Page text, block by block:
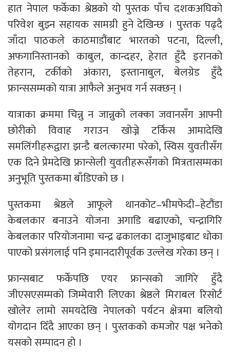
हात नेपाल फर्केका श्रेष्ठको यो पुस्तक पाँच दशकअघिको
परिवेश बुझ्न सहायक सामग्री हुने देखिन्छ । पुस्तक पढ्दै
जाँदा पाठकले काठमाडौंबाट भारतको पटना, दिल्ली,
अफगानिस्तानको काबुल, कान्दहर, हेरात हुँदै इरानको
तेहरान, टर्कीको अंकारा, इस्तानाबुल, बेलग्रेड हुँदै
फ्रान्ससम्मको यात्रा आफैले अनुभव गर्न सक्छन् ।
यात्राका क्रममा चिन्नु न जान्नुको लक्का जवानसँग आफ्नी
छोरीको विवाह गराउन खोज्ने टर्किस आमादेखि
समलिंगीहरूद्वारा झन्डै बलत्कारमा परेको, स्विस युवतीसँग
एक दिने प्रेमदेखि फ्रान्सेली युवतीहरूसँगको मित्रतासम्मका
अनुभूति पुस्तकमा बाँडिएको छ ।
पुस्तकमा श्रेष्ठले आफूले थानकोट–भीमफेदी–हेटौंडा
केबलकार बनाउने योजना अगाडि बढाएको, चन्द्रागिरि
केबलकार परियोजनामा चन्द्र ढकालका दाजुभाइबाट धोका
पाएको प्रसंगलाई पनि इमानदारीपूर्वक उल्लेख गरेका छन् ।
फ्रान्सबाट फर्केपछि एयर फ्रान्सको जागिरे हुँदै
जीएसएसम्मको जिम्मेवारी लिएका श्रेष्ठले मिराबल रिसोर्ट
खोलेर लामो समयदेखि नेपालको पर्यटन क्षेत्रमा बलियो
योगदान दिँदै आएका छन् । पुस्तकको कमजोर पक्ष भनेको
यसको सम्पादन हो ।